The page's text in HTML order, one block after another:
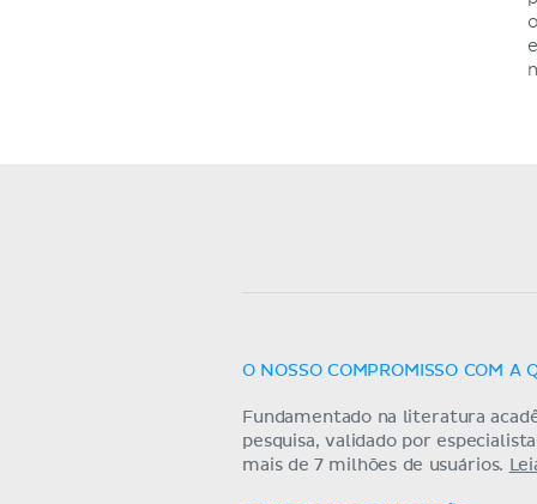
O NOSSO COMPROMISSO COM A
Fundamentado na literatura
pesquisa, validado por
mais de 7 milhões de usuários.